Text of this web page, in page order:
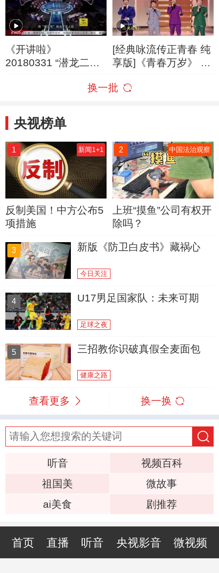
《开讲啦》
20180331 “潜龙二
讲：我们为什么要探
[经典咏流传正青春 纯
享版]《青春万岁》 演
光 马佳
换一批
央视榜单
1 新闻1+1
反制美国！中方公布5
项措施
2 中国法治观察
上班“摸鱼”公司有权开
除吗？
3 新版《防卫白皮书》藏祸心
今日关注
4 U17男足国家队：未来可期
足球之夜
5 三招教你识破真假全麦面包
健康之路
查看更多 换一换
听音
视频百科
祖国美
微故事
ai美食
剧推荐
首页 直播 听音 央视影音 微视频